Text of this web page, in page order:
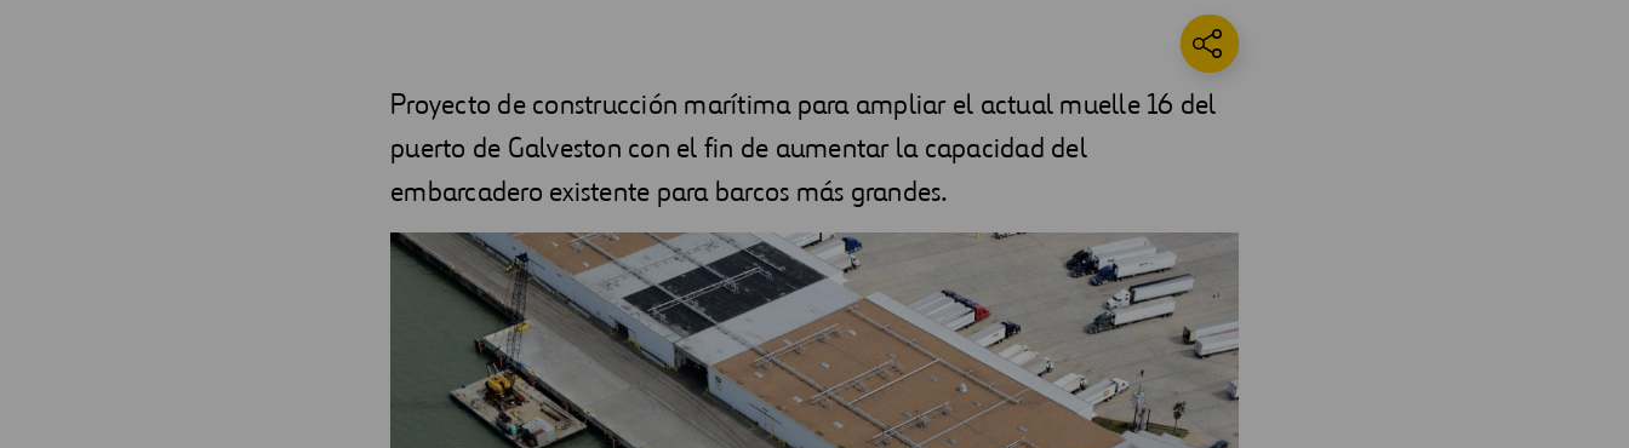
Proyecto de construcción marítima para ampliar el actual muelle 16 del
puerto de Galveston con el fin de aumentar la capacidad del
embarcadero existente para barcos más grandes.